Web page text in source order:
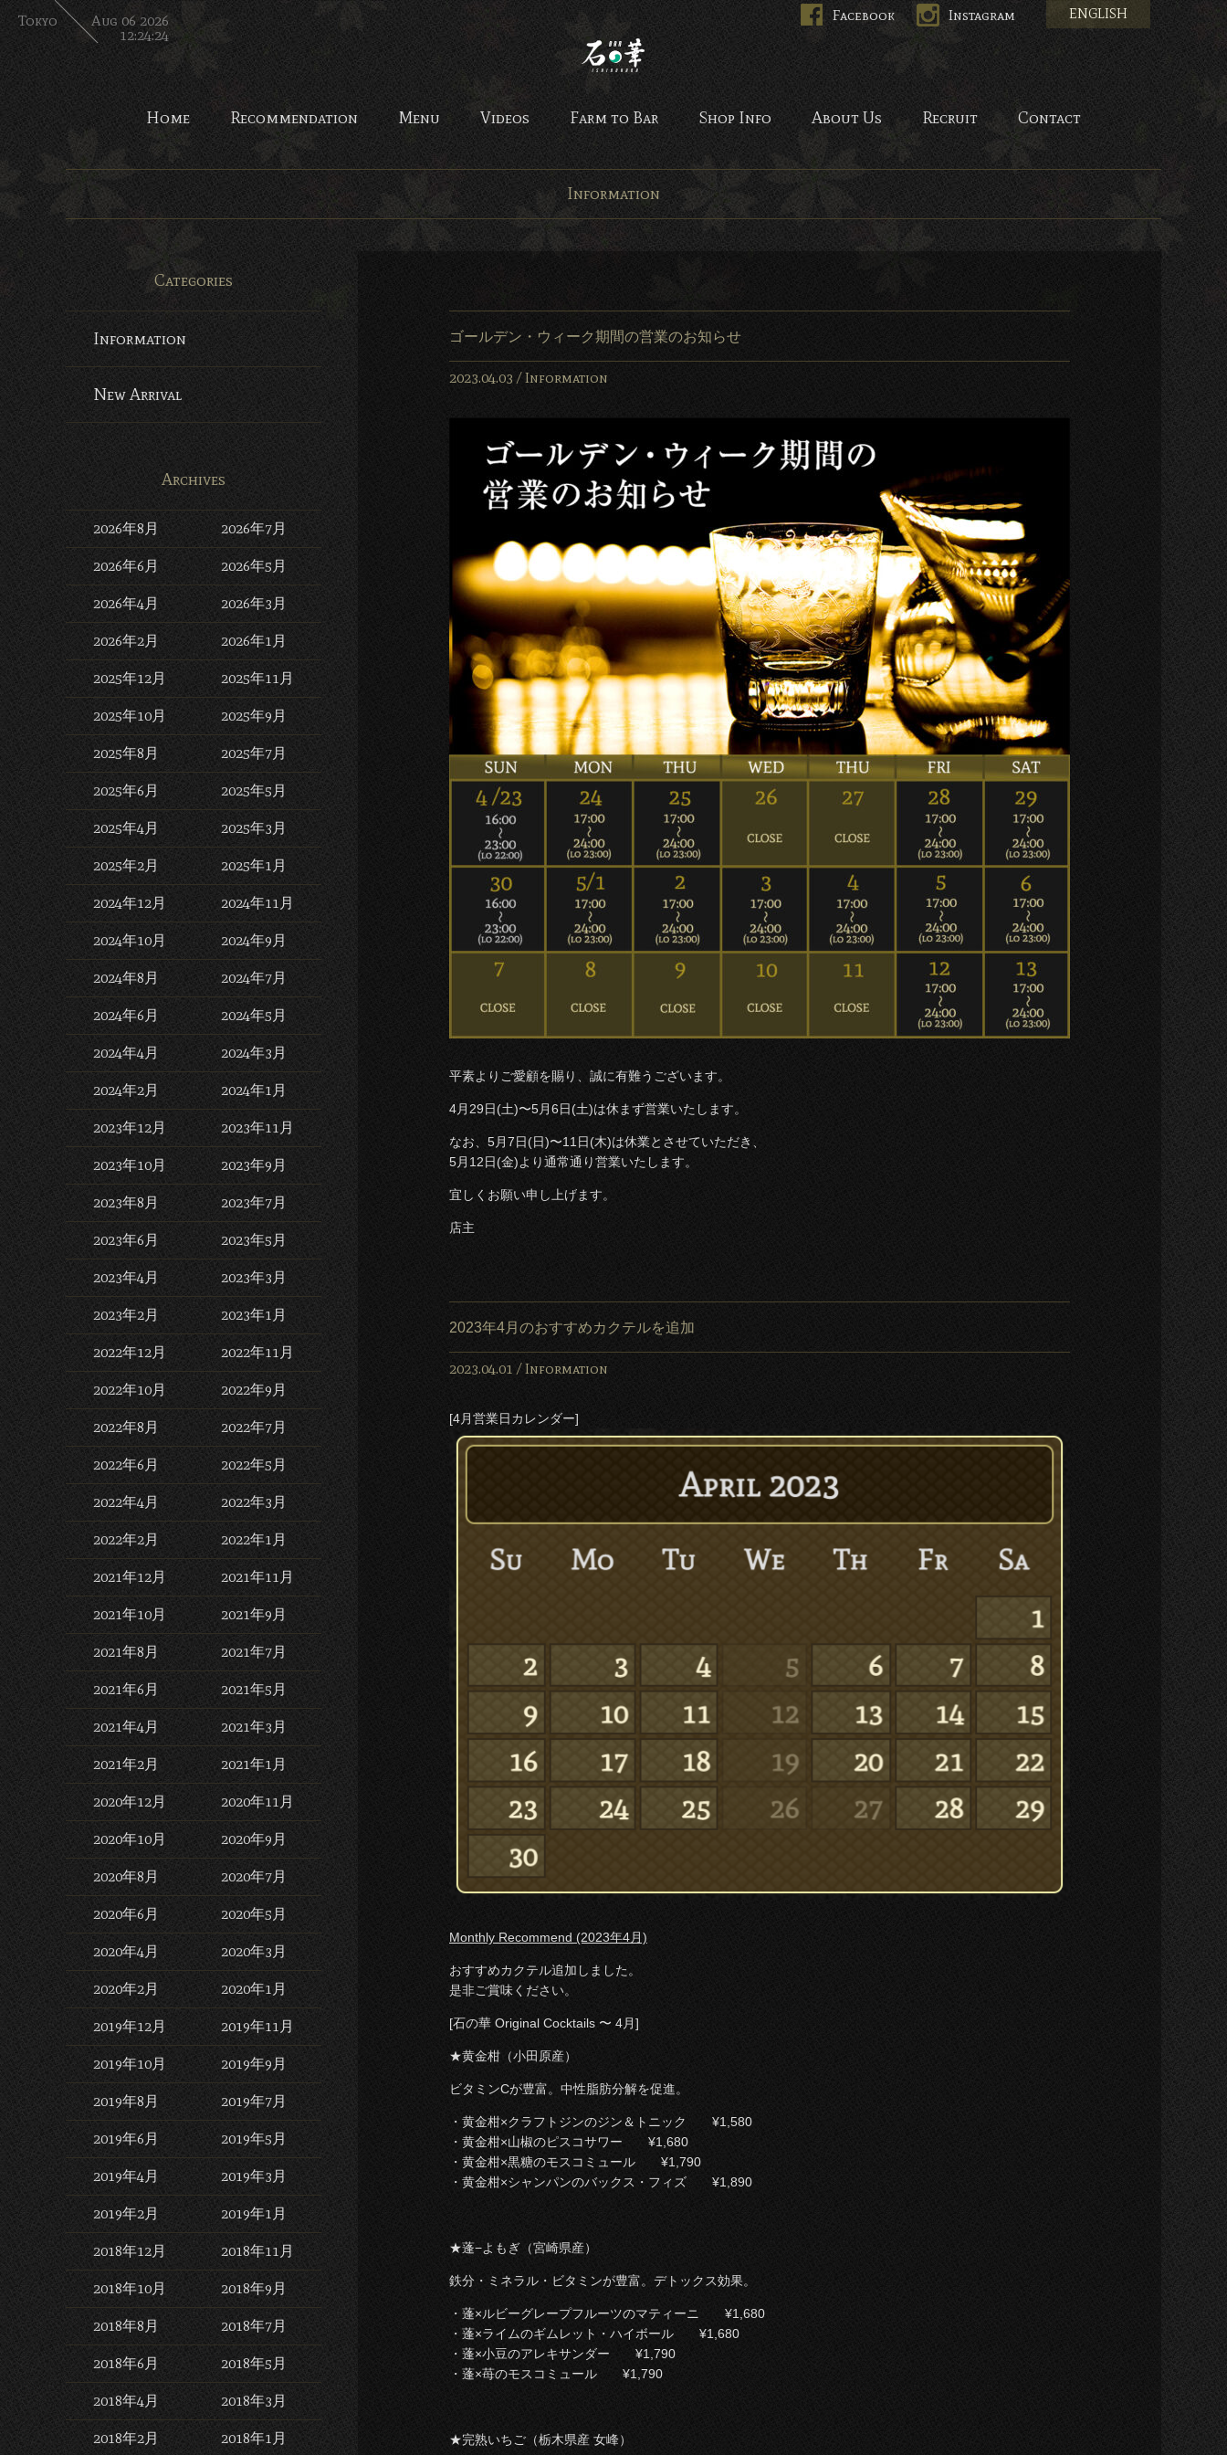
Bar 石の華 -BAR ISHINOHANA-
ENGLISH
Facebook Instagram
Home Recommendation Menu Videos Farm to Bar Shop Info About Us Recruit Contact
Information
ゴールデン・ウィーク期間の営業のお知らせ
2023.04.03 /Information
平素よりご愛顧を賜り、誠に有難うございます。
4月29日(土)〜5月6日(土)は休まず営業いたします。
なお、5月7日(日)〜11日(木)は休業とさせていただき、
5月12日(金)より通常通り営業いたします。
宜しくお願い申し上げます。
店主
2023年4月のおすすめカクテルを追加
2023.04.01 /Information
[4月営業日カレンダー]
Monthly Recommend (2023年4月)
おすすめカクテル追加しました。
是非ご賞味ください。
[石の華 Original Cocktails 〜 4月]
★黄金柑（小田原産）
ビタミンCが豊富。中性脂肪分解を促進。
・黄金柑×クラフトジンのジン＆トニック ¥1,580
・黄金柑×山椒のピスコサワー ¥1,680
・黄金柑×黒糖のモスコミュール ¥1,790
・黄金柑×シャンパンのバックス・フィズ ¥1,890
★蓬−よもぎ（宮崎県産）
鉄分・ミネラル・ビタミンが豊富。デトックス効果。
・蓬×ルビーグレープフルーツのマティーニ ¥1,680
・蓬×ライムのギムレット・ハイボール ¥1,680
・蓬×小豆のアレキサンダー ¥1,790
・蓬×苺のモスコミュール ¥1,790
★完熟いちご（栃木県産 女峰）
Categories
Information
New Arrival
Archives
2026年8月 2026年7月
2026年6月 2026年5月
2026年4月 2026年3月
2026年2月 2026年1月
2025年12月 2025年11月
2025年10月 2025年9月
2025年8月 2025年7月
2025年6月 2025年5月
2025年4月 2025年3月
2025年2月 2025年1月
2024年12月 2024年11月
2024年10月 2024年9月
2024年8月 2024年7月
2024年6月 2024年5月
2024年4月 2024年3月
2024年2月 2024年1月
2023年12月 2023年11月
2023年10月 2023年9月
2023年8月 2023年7月
2023年6月 2023年5月
2023年4月 2023年3月
2023年2月 2023年1月
2022年12月 2022年11月
2022年10月 2022年9月
2022年8月 2022年7月
2022年6月 2022年5月
2022年4月 2022年3月
2022年2月 2022年1月
2021年12月 2021年11月
2021年10月 2021年9月
2021年8月 2021年7月
2021年6月 2021年5月
2021年4月 2021年3月
2021年2月 2021年1月
2020年12月 2020年11月
2020年10月 2020年9月
2020年8月 2020年7月
2020年6月 2020年5月
2020年4月 2020年3月
2020年2月 2020年1月
2019年12月 2019年11月
2019年10月 2019年9月
2019年8月 2019年7月
2019年6月 2019年5月
2019年4月 2019年3月
2019年2月 2019年1月
2018年12月 2018年11月
2018年10月 2018年9月
2018年8月 2018年7月
2018年6月 2018年5月
2018年4月 2018年3月
2018年2月 2018年1月
Tokyo
Aug 06 2026
12:24:26